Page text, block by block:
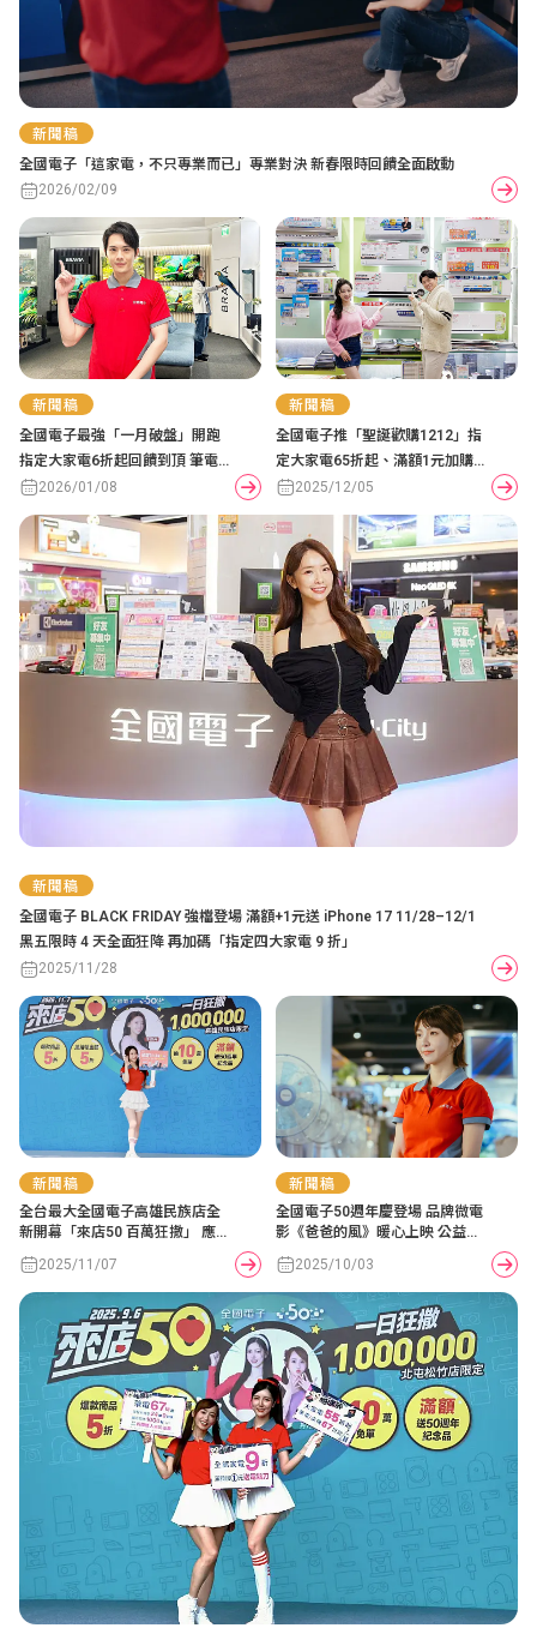
新聞稿
全國電子「這家電，不只專業而已」專業對決 新春限時回饋全面啟動
2026/02/09
新聞稿
全國電子最強「一月破盤」開跑
指定大家電6折起回饋到頂 筆電
65折起、滿額最高回饋23,000元
2026/01/08
新聞稿
全國電子推「聖誕歡購1212」指
定大家電65折起、滿額1元加購
Dyson最划算 筆電最高省9,000
同步登場
2025/12/05
新聞稿
全國電子 BLACK FRIDAY 強檔登場 滿額+1元送 iPhone 17 11/28–12/1
黑五限時 4 天全面狂降 再加碼「指定四大家電 9 折」
2025/11/28
新聞稿
全台最大全國電子高雄民族店全
新開幕「來店50 百萬狂撒」 應援
11破盤優惠同步引爆
2025/11/07
新聞稿
全國電子50週年慶登場 品牌微電
影《爸爸的風》暖心上映 公益送
滿額送iPhone 17再抽50週年紀
念噶瑪蘭威士忌
2025/10/03